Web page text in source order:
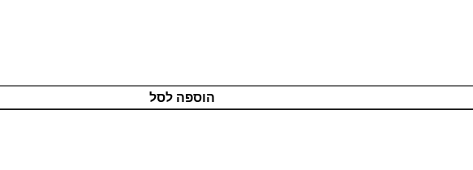
הוספה לסל